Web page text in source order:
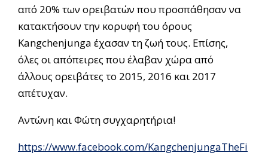
από 20% των ορειβατών που προσπάθησαν να
κατακτήσουν την κορυφή του όρους
Kangchenjunga έχασαν τη ζωή τους. Επίσης,
όλες οι απόπειρες που έλαβαν χώρα από
άλλους ορειβάτες το 2015, 2016 και 2017
απέτυχαν.
Αντώνη και Φώτη συγχαρητήρια!
https://www.facebook.com/KangchenjungaTheFi